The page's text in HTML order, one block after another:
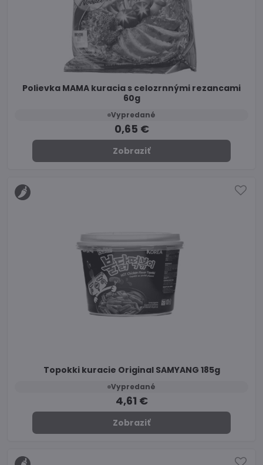
Polievka MAMA kuracia s celozrnnými rezancami
60g
Vypredané
0,65 €
Zobraziť
Topokki kuracie Original SAMYANG 185g
Vypredané
4,61 €
Zobraziť